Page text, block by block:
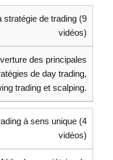
stratégie de trading (9
vidéos)
des principales
de day trading,
trading et scalping.
à sens unique (4
vidéos)